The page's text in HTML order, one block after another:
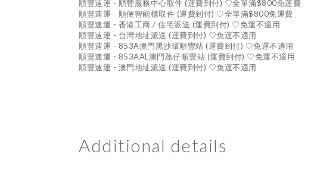
順豐速運 - 順豐服務中心取件 (運費到付) ♡全單滿$800免運費
順豐速運 - 順便智能櫃取件 (運費到付) ♡全單滿$800免運費
順豐速運 - 香港工商 / 住宅派送 (運費到付) ♡免運不適用
順豐速運 - 台灣地址派送 (運費到付) ♡免運不適用
順豐速運 - 853A澳門黑沙環順豐站 (運費到付) ♡免運不適用
順豐速運 - 853AAL澳門氹仔順豐站 (運費到付) ♡免運不適用
順豐速運 - 澳門地址派送 (運費到付) ♡免運不適用
Additional details